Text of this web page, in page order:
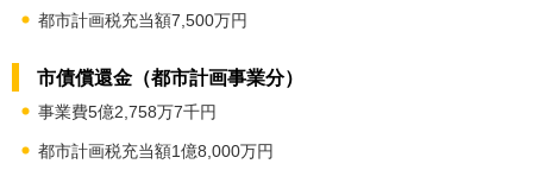
都市計画税充当額7,500万円
市債償還金（都市計画事業分）
事業費5億2,758万7千円
都市計画税充当額1億8,000万円